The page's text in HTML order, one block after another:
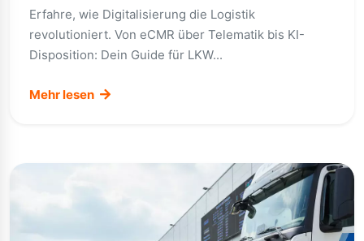
Erfahre, wie Digitalisierung die Logistik
revolutioniert. Von eCMR über Telematik bis KI-
Disposition: Dein Guide für LKW...
Mehr lesen